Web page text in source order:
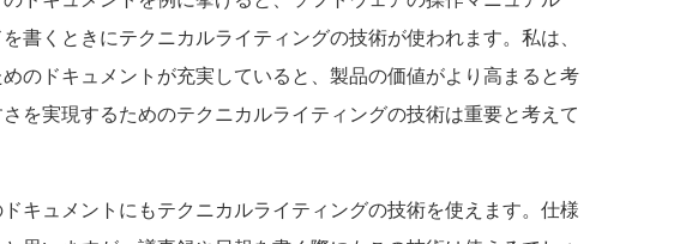
書くときにテクニカルライティングの技術が使われます。私は、
のドキュメントが充実していると、製品の価値がより高まると考
を実現するためのテクニカルライティングの技術は重要と考えて
キュメントにもテクニカルライティングの技術を使えます。仕様